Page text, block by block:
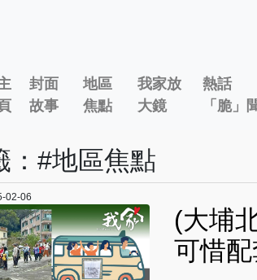
封面
故事
地區
焦點
我家放
大鏡
熱話
「脆」
：#地區焦點
02-06
(大埔
可惜